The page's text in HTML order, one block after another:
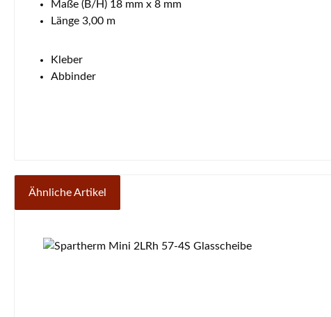
Maße (B/H) 18 mm x 8 mm
Länge 3,00 m
Kleber
Abbinder
Ähnliche Artikel